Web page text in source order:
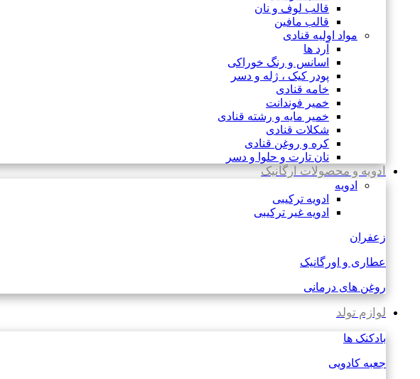
قالب لوف و نان
قالب مافین
مواد اولیه قنادی
آرد ها
اسانس و رنگ خوراکی
پودر کیک ، ژله و دسر
خامه قنادی
خمیر فوندانت
خمیر مایه و رشته قنادی
شکلات قنادی
کره و روغن قنادی
نان تارت و حلوا و دسر
ادویه و محصولات ارگانیک
ادویه
ادویه ترکیبی
ادویه غیر ترکیبی
زعفران
عطاری و اورگانیک
روغن های درمانی
لوازم تولد
بادکنک ها
جعبه کادویی